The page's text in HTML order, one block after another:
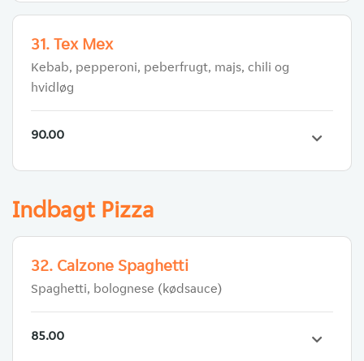
31. Tex Mex
Kebab, pepperoni, peberfrugt, majs, chili og
hvidløg
90.00
Indbagt Pizza
32. Calzone Spaghetti
Spaghetti, bolognese (kødsauce)
85.00